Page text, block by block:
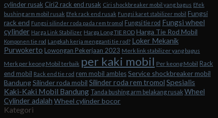
cylinder rusak Ciri2 rack end rusak Ciri shockbreaker mobil yang bagus Efek
bushing arm mobil rusak Efek rack end rusak Fungsi karet stabilizer mobil Fungsi
rack end Fungsi silinder roda pada rem tromol Fungsi tie rod Fungsi wheel
cylinder Harga Link Stabilizer Harga Long TIE ROD Harga Tie Rod Mobil
Komponen tie rod Langkah kerja mengganti tie rod? Loker Mekanik
Purwokerto Lowongan Pekerjaan 2023 Merk link stabilizer yang bagus
Merk per keong Mobil terbaik per kaki mobil Per keong Mobil Rack
end mobil Rack end tie rod rem mobil amblesService shockbreaker mobil
BandungSilinder roda mobil Silinder roda rem tromol Spesialis
Kaki-Kaki Mobil Bandung Tanda bushing arm belakang rusak Wheel
Cylinder adalah Wheel cylinder bocor
Kategori